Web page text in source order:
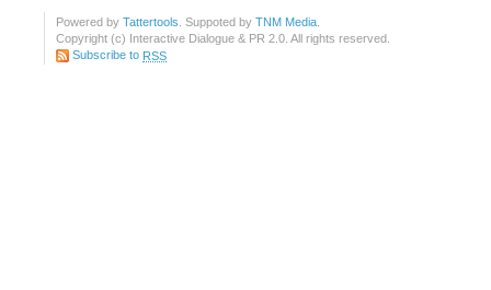
Powered by Tattertools . Suppoted by TNM Media
Copyright (c) Interactive Dialogue & PR 2.0. All rights reserved.
Subscribe to RSS